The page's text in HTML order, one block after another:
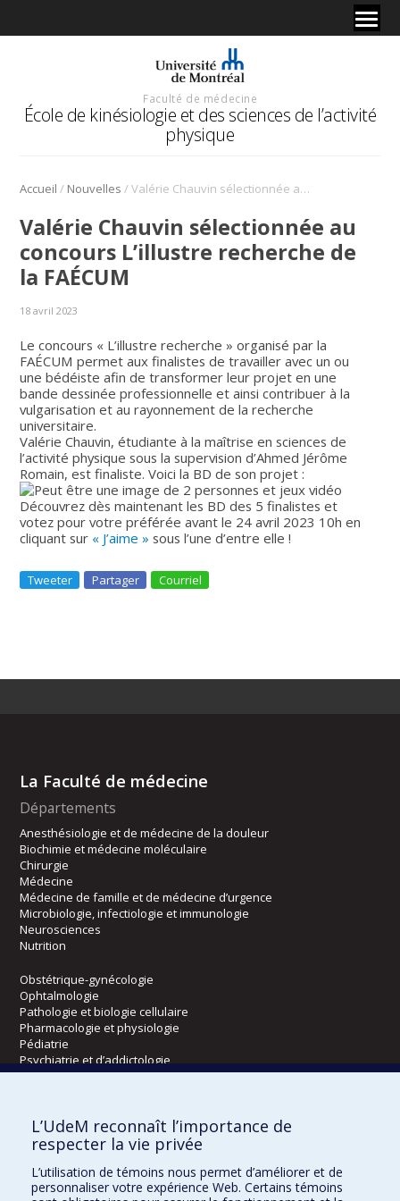
Faculté de médecine
École de kinésiologie et des sciences de l’activité
physique
Accueil / Nouvelles / Valérie Chauvin sélectionnée au concours «L’illustre recherche» de la FAÉCUM
Valérie Chauvin sélectionnée au
concours L’illustre recherche de
la FAÉCUM
18 avril 2023
Le concours « L’illustre recherche » organisé par la
FAÉCUM permet aux finalistes de travailler avec un ou
une bédéiste afin de transformer leur projet en une
bande dessinée professionnelle et ainsi contribuer à la
vulgarisation et au rayonnement de la recherche
universitaire.
Valérie Chauvin, étudiante à la maîtrise en sciences de
l’activité physique sous la supervision d’Ahmed Jérôme
Romain, est finaliste. Voici la BD de son projet :
Découvrez dès maintenant les BD des 5 finalistes et
votez pour votre préférée avant le 24 avril 2023 10h en
cliquant sur « J’aime » sous l’une d’entre elle !
Tweeter Partager Courriel
La Faculté de médecine
Départements
Anesthésiologie et de médecine de la douleur
Biochimie et médecine moléculaire
Chirurgie
Médecine
Médecine de famille et de médecine d’urgence
Microbiologie, infectiologie et immunologie
Neurosciences
Nutrition
Obstétrique-gynécologie
Ophtalmologie
Pathologie et biologie cellulaire
Pharmacologie et physiologie
Pédiatrie
Psychiatrie et d’addictologie
Radiologie, radio-oncologie et médecine nucléaire
Écoles
Orthophonie et audiologie
Réadaptation
L’UdeM reconnaît l’importance de
respecter la vie privée
L’utilisation de témoins nous permet d’améliorer et de
personnaliser votre expérience Web. Certains témoins